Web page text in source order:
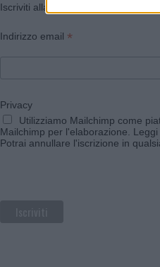
Iscriviti alla newsletter di Gallura
Indirizzo email *
Privacy
Utilizziamo Mailchimp come
Mailchimp per l'elaborazione.
Potrai annullare l'iscrizione in